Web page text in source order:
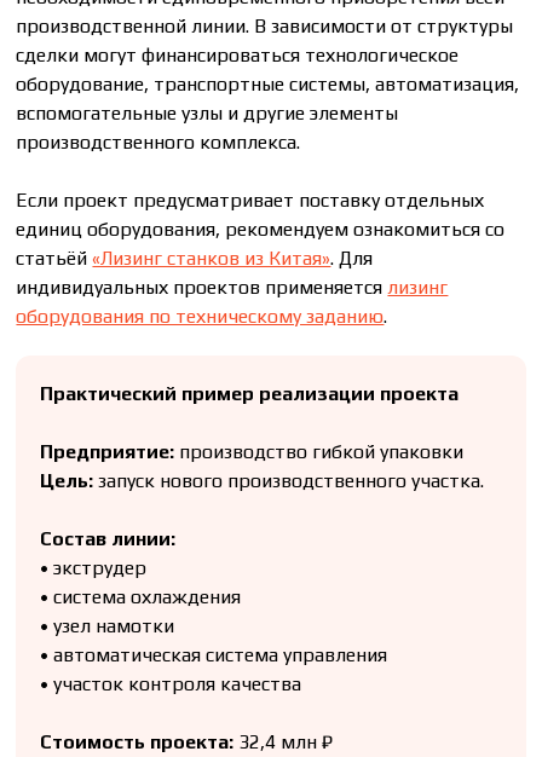
производственной линии. В зависимости от структуры
сделки могут финансироваться технологическое
оборудование, транспортные системы, автоматизация,
вспомогательные узлы и другие элементы
производственного комплекса.
Если проект предусматривает поставку отдельных
единиц оборудования, рекомендуем ознакомиться со
статьёй«Лизинг станков из Китая». Для
индивидуальных проектов применяется лизинг
оборудования по техническому заданию.
Практический пример реализации проекта
Предприятие: производство гибкой упаковки
Цель: запуск нового производственного участка.
Состав линии:
• экструдер
• система охлаждения
• узел намотки
• автоматическая система управления
• участок контроля качества
Стоимость проекта: 32,4 млн ₽